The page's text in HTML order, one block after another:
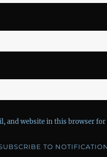
and website in this browser
TO